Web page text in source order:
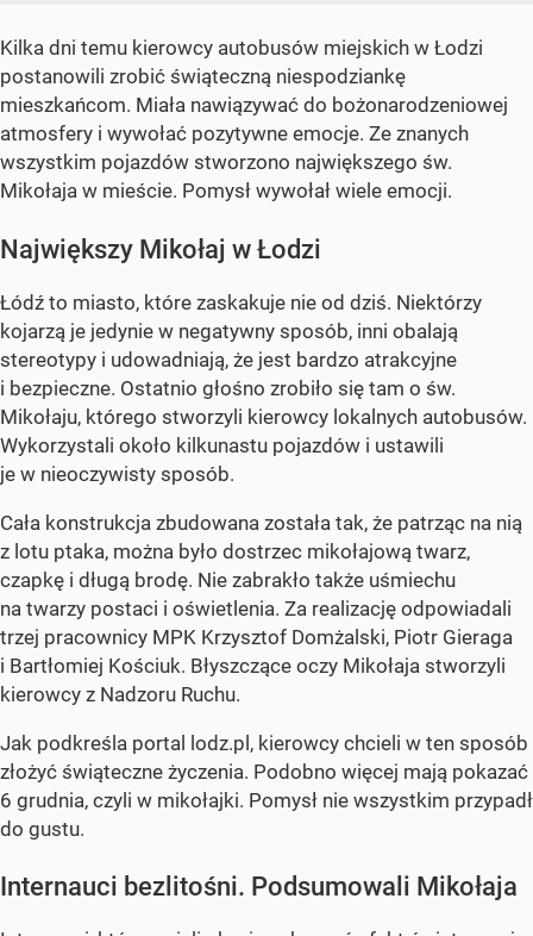
Kilka dni temu kierowcy autobusów miejskich w Łodzi
postanowili zrobić świąteczną niespodziankę
mieszkańcom. Miała nawiązywać do bożonarodzeniowej
atmosfery i wywołać pozytywne emocje. Ze znanych
wszystkim pojazdów stworzono największego św.
Mikołaja w mieście. Pomysł wywołał wiele emocji.
Największy Mikołaj w Łodzi
Łódź to miasto, które zaskakuje nie od dziś. Niektórzy
kojarzą je jedynie w negatywny sposób, inni obalają
stereotypy i udowadniają, że jest bardzo atrakcyjne
i bezpieczne. Ostatnio głośno zrobiło się tam o św.
Mikołaju, którego stworzyli kierowcy lokalnych autobusów.
Wykorzystali około kilkunastu pojazdów i ustawili
je w nieoczywisty sposób.
Cała konstrukcja zbudowana została tak, że patrząc na nią
z lotu ptaka, można było dostrzec mikołajową twarz,
czapkę i długą brodę. Nie zabrakło także uśmiechu
na twarzy postaci i oświetlenia. Za realizację odpowiadali
trzej pracownicy MPK Krzysztof Domżalski, Piotr Gieraga
i Bartłomiej Kościuk. Błyszczące oczy Mikołaja stworzyli
kierowcy z Nadzoru Ruchu.
Jak podkreśla portal lodz.pl, kierowcy chcieli w ten sposób
złożyć świąteczne życzenia. Podobno więcej mają pokazać
6 grudnia, czyli w mikołajki. Pomysł nie wszystkim przypadł
do gustu.
Internauci bezlitośni. Podsumowali Mikołaja